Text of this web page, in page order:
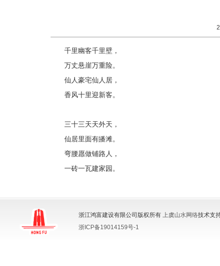
千里幽客千里壁，
万丈悬崖万重险。
仙人豪宅仙人居，
香风十里迎新客。
三十三天天外天，
仙居里面有皤滩。
弯腰愿做铺路人，
一砖一瓦建家园。
浙江鸿富建设有限公司版权所有 上虞山水网络技术支
浙ICP备19014159号-1